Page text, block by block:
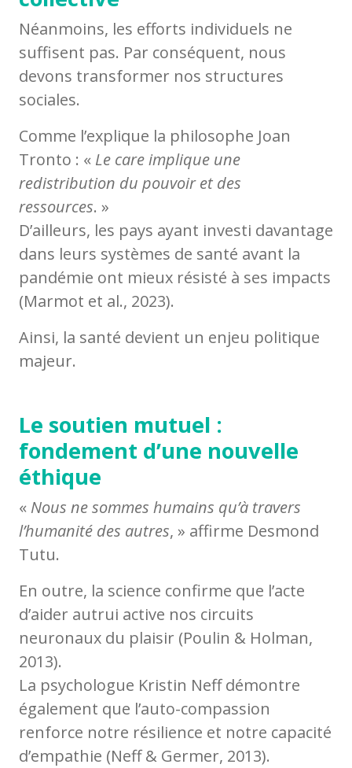
Néanmoins, les efforts individuels ne
suffisent pas. Par conséquent, nous
devons transformer nos structures
sociales.
Comme l’explique la philosophe Joan
Tronto : « Le care implique une
redistribution du pouvoir et des
ressources. »
D’ailleurs, les pays ayant investi davantage
dans leurs systèmes de santé avant la
pandémie ont mieux résisté à ses impacts
(Marmot et al., 2023).
Ainsi, la santé devient un enjeu politique
majeur.
Le soutien mutuel :
fondement d’une nouvelle
éthique
« Nous ne sommes humains qu’à travers
l’humanité des autres, » affirme Desmond
Tutu.
En outre, la science confirme que l’acte
d’aider autrui active nos circuits
neuronaux du plaisir (Poulin & Holman,
2013).
La psychologue Kristin Neff démontre
également que l’auto-compassion
renforce notre résilience et notre capacité
d’empathie (Neff & Germer, 2013).